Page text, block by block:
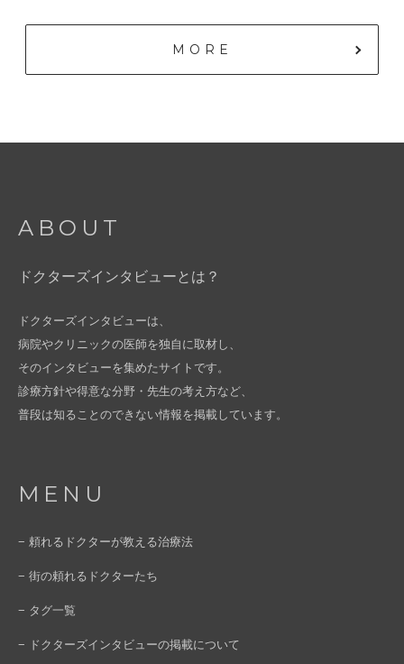
MORE
ABOUT
ドクターズインタビューとは？
ドクターズインタビューは、
病院やクリニックの医師を独自に取材し、
そのインタビューを集めたサイトです。
診療方針や得意な分野・先生の考え方など、
普段は知ることのできない情報を掲載しています。
MENU
− 頼れるドクターが教える治療法
− 街の頼れるドクターたち
− タグ一覧
− ドクターズインタビューの掲載について